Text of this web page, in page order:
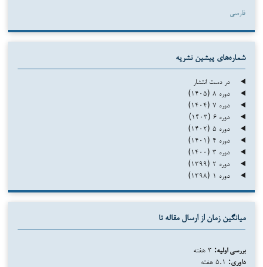
فارسی
شماره‌های پیشین نشریه
در دست انتشار
دوره ۸ (۱۴۰۵)
دوره ۷ (۱۴۰۴)
دوره ۶ (۱۴۰۳)
دوره ۵ (۱۴۰۲)
دوره ۴ (۱۴۰۱)
دوره ۳ (۱۴۰۰)
دوره ۲ (۱۳۹۹)
دوره ۱ (۱۳۹۸)
میانگین زمان از ارسال مقاله تا
بررسی اولیه:
داوری: